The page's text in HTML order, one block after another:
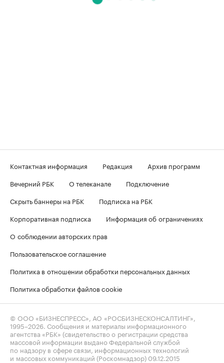
Контактная информация Редакция
Архив программ
Вечерний РБК
О телеканале
Подключение
Скрыть баннеры на РБК
Подписка на РБК
Корпоративная подписка
Информация об ограничениях
О соблюдении авторских прав
Пользовательское соглашение
Политика в отношении обработки персональных данных
Политика обработки файлов cookie
© ООО «БИЗНЕСПРЕСС», АО «РОСБИЗНЕСКОНСАЛТИНГ»,
1995–2026 . Сообщения и материалы информационного
агентства «РБК» (свидетельство о регистрации средства
массовой информации выдано Федеральной службой
по надзору в сфере связи, информационных технологий
и массовых коммуникаций (Роскомнадзор) 09.12.2015